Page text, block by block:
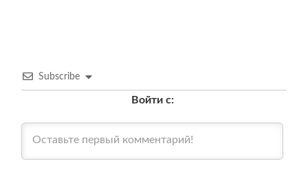
Subscribe
Войти с: